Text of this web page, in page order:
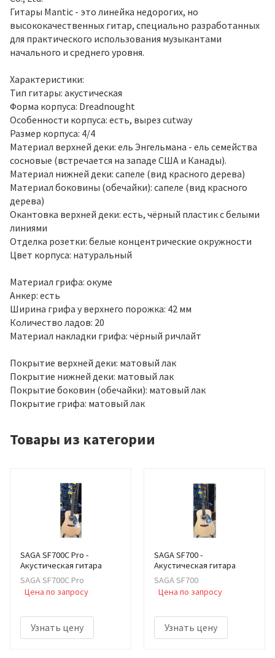
Гитары Mantic - это линейка недорогих, но
высококачественных гитар, специально разработанных
для практического использования музыкантами
начального и среднего уровня.
Характеристики:
Тип гитары: акустическая
Форма корпуса: Dreadnought
Особенности корпуса: есть, вырез cutway
Размер корпуса: 4/4
Материал верхней деки: ель Энгельмана - ель семейства
сосновые (встречается на западе США и Канады).
Материал нижней деки: сапеле (вид красного дерева)
Материал боковины (обечайки): сапеле (вид красного
дерева)
Окантовка верхней деки: есть, чёрный пластик с белыми
линиями
Отделка розетки: белые концентрические окружности
Цвет корпуса: натуральный
Материал грифа: окуме
Анкер: есть
Ширина грифа у верхнего порожка: 42 мм
Количество ладов: 20
Материал накладки грифа: чёрный ричлайт
Покрытие верхней деки: матовый лак
Покрытие нижней деки: матовый лак
Покрытие боковин (обечайки): матовый лак
Покрытие грифа: матовый лак
Товары из категории
SAGA SF700C Pro -
Акустическая гитара
SAGA SF700C Pro
Цена по запросу
Узнать цену
SAGA SF700 -
Акустическая гитара
SAGA SF700
Цена по запросу
Узнать цену